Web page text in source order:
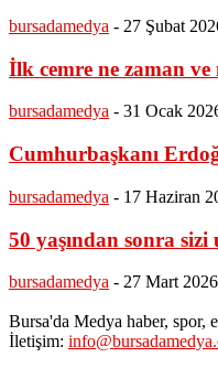
bursadamedya - 27 Şubat
İlk cemre ne zaman ve
bursadamedya - 31 Ocak
Cumhurbaşkanı
bursadamedya - 17 Haziran
50 yaşından sonra
bursadamedya - 27 Mart 2026
Bursa'da Medya haber, spor,
İletişim: